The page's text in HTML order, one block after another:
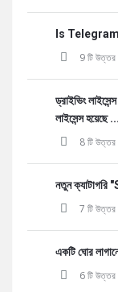
Is
9 টি উত্তর
ড্রাইভিং
লাইসেন্স হয়েছে ...
8 টি উত্তর
নতুন ক্যাটাগরি
7 টি উত্তর
একটি ঘোর
6 টি উত্তর